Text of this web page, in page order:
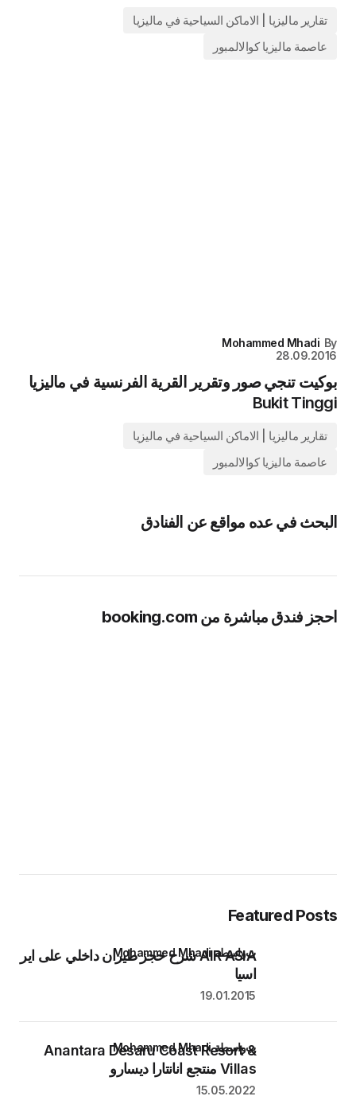
تقارير ماليزيا | الاماكن السياحية في ماليزيا
عاصمة ماليزيا كوالالمبور
By
Mohammed Mhadi
28.09.2016
بوكيت تنجي صور وتقرير القرية الفرنسية في ماليزيا
Bukit Tinggi
تقارير ماليزيا | الاماكن السياحية في ماليزيا
عاصمة ماليزيا كوالالمبور
البحث في عده مواقع عن الفنادق
احجز فندق مباشرة من booking.com
Featured Posts
AIR ASIA شرح حجز طيران داخلي على اير
اسيا
بواسطة Mohammed Mhadi
19.01.2015
Anantara Desaru Coast Resort &
Villas منتجع انانتارا ديسارو
بواسطة Mohammed Mhadi
15.05.2022